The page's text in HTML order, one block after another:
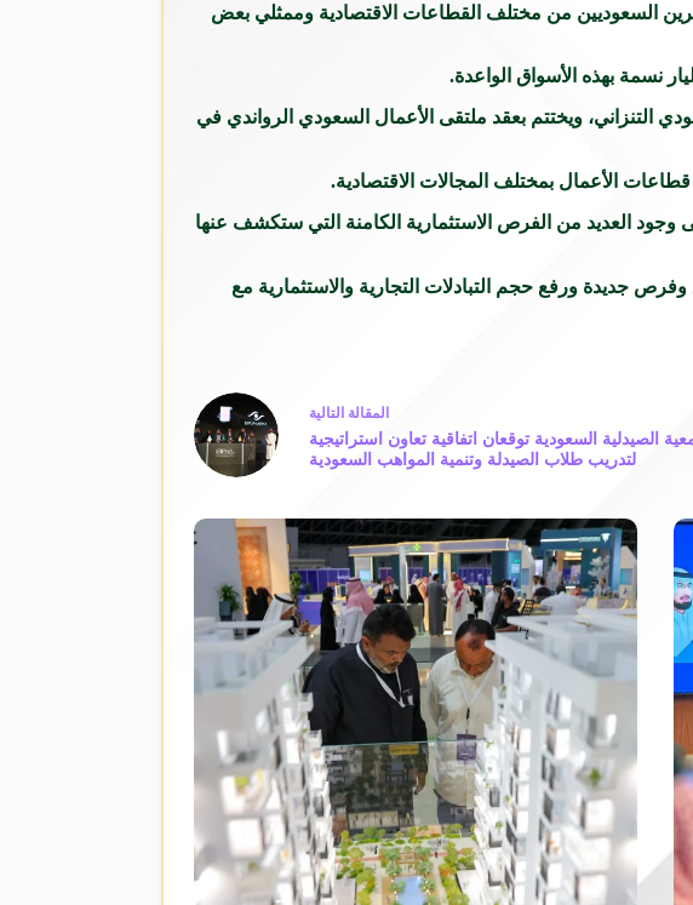
من أصحاب الأعمال يمثلون كبار المستثمرين السعوديين من مختلف القطاعات الاقتصادية وممثلي بعض
التنزاني، ويختتم بعقد ملتقى الأعمال السعودي الرواندي في
الأعمال بمختلف المجالات الاقتصادية.
وجود العديد من الفرص الاستثمارية الكامنة التي ستكشف عنها
جديدة ورفع حجم التبادلات التجارية والاستثمارية مع
المقالة التالية
الصيدلية السعودية توقعان اتفاقية تعاون استراتيجية
لتدريب طلاب الصيدلة وتنمية المواهب السعودية